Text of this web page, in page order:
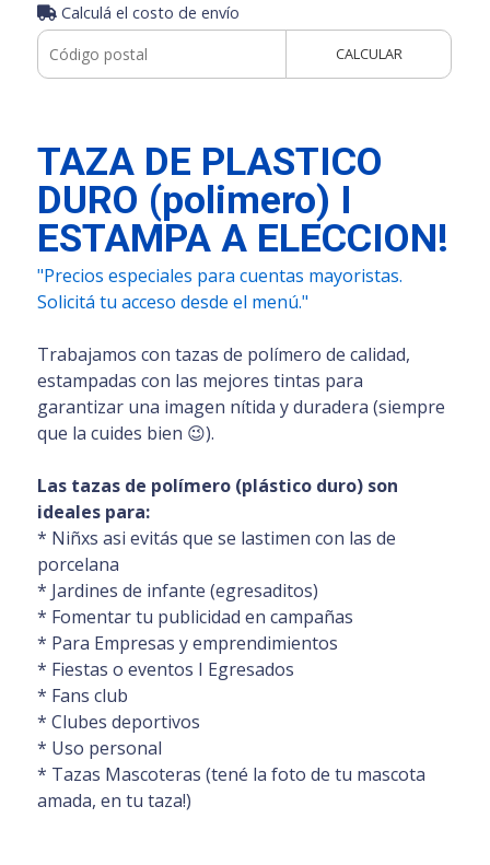
Calculá el costo de envío
CALCULAR
TAZA DE PLASTICO
DURO (polimero) I
ESTAMPA A ELECCION!
"Precios especiales para cuentas mayoristas.
Solicitá tu acceso desde el menú."
Trabajamos con tazas de polímero de calidad,
estampadas con las mejores tintas para
garantizar una imagen nítida y duradera (siempre
que la cuides bien 😉).
Las tazas de polímero (plástico duro) son
ideales para:
* Niñxs asi evitás que se lastimen con las de
porcelana
* Jardines de infante (egresaditos)
* Fomentar tu publicidad en campañas
* Para Empresas y emprendimientos
* Fiestas o eventos I Egresados
* Fans club
* Clubes deportivos
* Uso personal
* Tazas Mascoteras (tené la foto de tu mascota
amada, en tu taza!)